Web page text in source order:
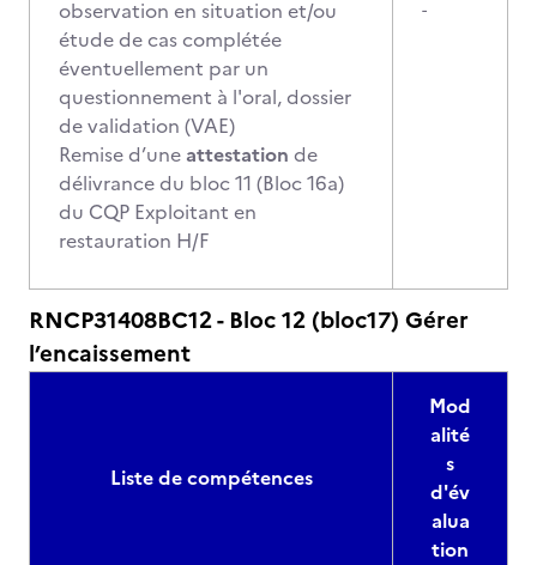
observation en situation et/ou
étude de cas complétée
éventuellement par un
questionnement à l'oral, dossier
de validation (VAE)
Remise d’une attestation de
délivrance du bloc 11 (Bloc 16a)
du CQP Exploitant en
restauration H/F
-
RNCP31408BC12 - Bloc 12 (bloc17) Gérer
l’encaissement
Liste de compétences
Mod
alité
s
d'év
alua
tion